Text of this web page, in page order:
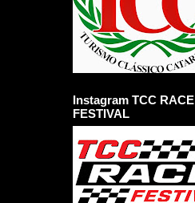
Instagram TCC RACE
FESTIVAL